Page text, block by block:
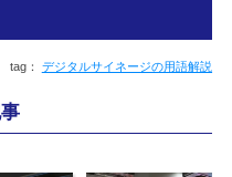
デジタルサイネージの用語解説